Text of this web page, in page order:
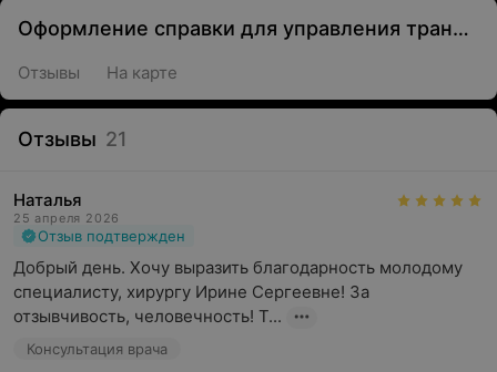
Оформление справки для управления транспортным средством
Отзывы На карте
Отзывы 21
Наталья
25 апреля 2026
Отзыв подтвержден
Добрый день. Хочу выразить благодарность молодому
специалисту, хирургу Ирине Сергеевне! За
отзывчивость, человечность! Т...
Консультация врача